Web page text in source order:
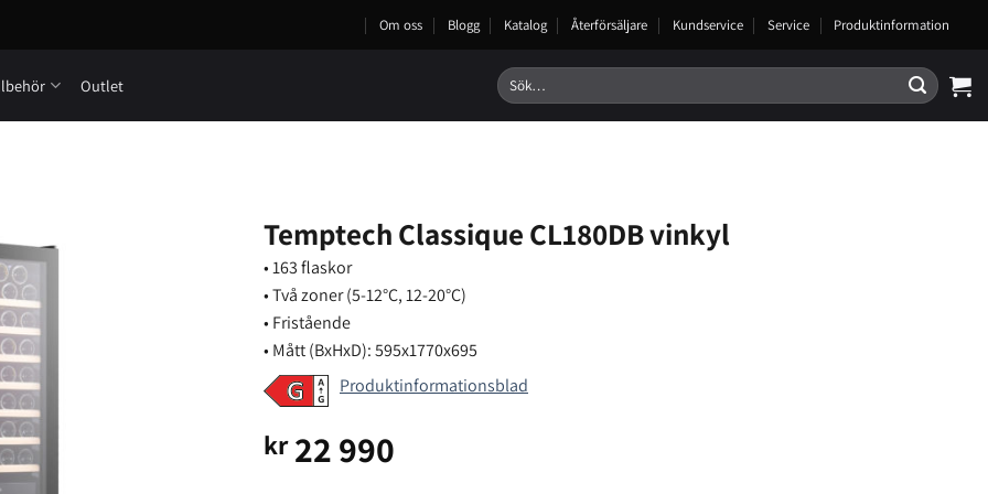
Om oss Blogg Katalog Återförsäljare Kundservice Service Produktinformation
Outlet
Sök
efter:
Temptech Classique CL180DB vinkyl
• 163 flaskor
• Två zoner (5-12°C, 12-20°C)
• Fristående
• Mått (BxHxD): 595x1770x695
Produktinformationsblad
kr22 990